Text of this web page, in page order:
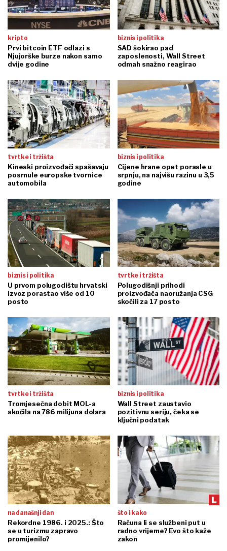
kripto
Prvi bitcoin ETF odlazi s
Njujorške burze nakon samo
dvije godine
biznis i politika
SAD šokirao pad
zaposlenosti, Wall Street
odmah snažno reagirao
tvrtke i tržišta
Kineski proizvođači spašavaju
posrnule europske tvornice
automobila
biznis i politika
Cijene hrane opet porasle u
srpnju, na najvišu razinu u 3,5
godine
biznis i politika
U prvom polugodištu hrvatski
izvoz porastao više od 10
posto
tvrtke i tržišta
Polugodišnji prihodi
proizvođača naoružanja CSG
skočili za 17 posto
tvrtke i tržišta
Tromjesečna dobit MOL-a
skočila na 786 milijuna dolara
biznis i politika
Wall Street zaustavio
pozitivnu seriju, čeka se
ključni podatak
na današnji dan
Rekordne 1986. i 2025.: Što
se u turizmu zapravo
promijenilo?
što i kako
Računa li se službeni put u
radno vrijeme? Evo što kaže
zakon